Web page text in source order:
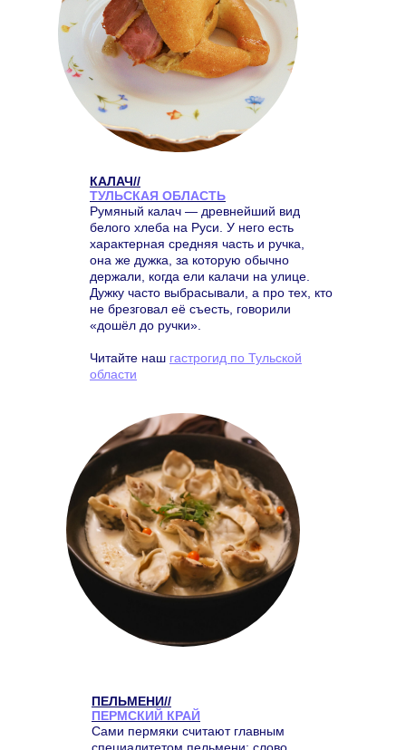
КАЛАЧ//
ТУЛЬСКАЯ ОБЛАСТЬ
Румяный калач — древнейший вид
белого хлеба на Руси. У него есть
характерная средняя часть и ручка,
она же дужка, за которую обычно
держали, когда ели калачи на улице.
Дужку часто выбрасывали, а про тех, кто
не брезговал её съесть, говорили
«дошёл до ручки».
Читайте наш гастрогид по Тульской
области
ПЕЛЬМЕНИ//
ПЕРМСКИЙ КРАЙ
Сами пермяки считают главным